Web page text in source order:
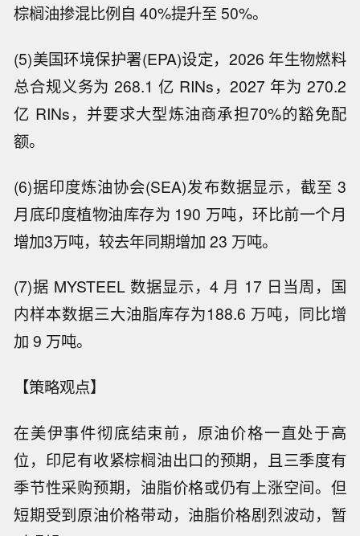
棕榈油掺混比例自 40%提升至 50%。
(5)美国环境保护署(EPA)设定，2026 年生物燃料
总合规义务为 268.1 亿 RINs，2027 年为 270.2
亿 RINs，并要求大型炼油商承担70%的豁免配
额。
(6)据印度炼油协会(SEA)发布数据显示，截至 3
月底印度植物油库存为 190 万吨，环比前一个月
增加3万吨，较去年同期增加 23 万吨。
(7)据 MYSTEEL 数据显示，4 月 17 日当周，国
内样本数据三大油脂库存为188.6 万吨，同比增
加 9 万吨。
【策略观点】
在美伊事件彻底结束前，原油价格一直处于高
位，印尼有收紧棕榈油出口的预期，且三季度有
季节性采购预期，油脂价格或仍有上涨空间。但
短期受到原油价格带动，油脂价格剧烈波动，暂